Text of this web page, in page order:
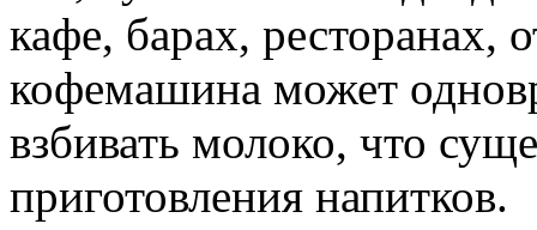
кафе, барах, ресторанах,
кофемашина может
взбивать молоко, что
приготовления напитков.